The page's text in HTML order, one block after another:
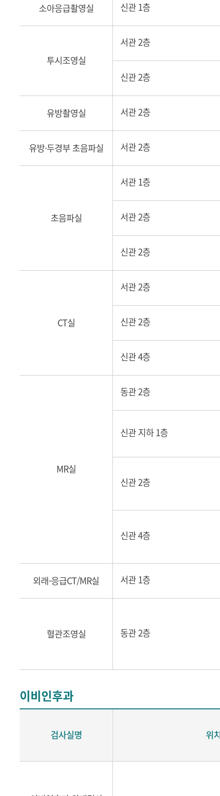
소아응급촬영실 신관 1층
투시조영실
서관 2층
신관 2층
유방촬영실 서관 2층
유방·두경부 초음파실 서관 2층
초음파실
서관 1층
서관 2층
신관 2층
CT실
서관 2층
신관 2층
신관 4층
MR실
동관 2층
신관 지하 1층
신관 2층
신관 4층
외래-응급CT/MR실 서관 1층
혈관조영실 동관 2층
이비인후과
검사실명 위